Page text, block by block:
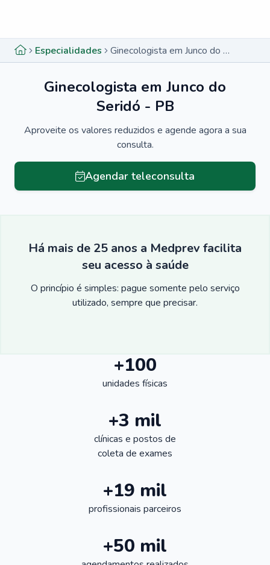
Especialidades Ginecologista em Junco do Seridó - PB
Ginecologista em Junco do
Seridó - PB
Aproveite os valores reduzidos e agende agora a sua
consulta.
Agendar teleconsulta
Há mais de 25 anos a Medprev facilita
seu acesso à saúde
O princípio é simples: pague somente pelo serviço
utilizado, sempre que precisar.
+100
unidades físicas
+3 mil
clínicas e postos de
coleta de exames
+19 mil
profissionais parceiros
+50 mil